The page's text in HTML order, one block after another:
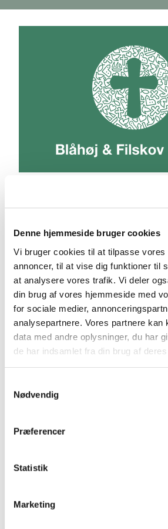
Denne hjemmeside bruger cookies
Vi bruger cookies til at tilpasse vores
annoncer, til at vise dig funktioner til
at analysere vores trafik. Vi deler
din brug af vores hjemmeside med
for sociale medier,
analysepartnere. Vores partnere kan
data med andre oplysninger, du har
de har indsamlet fra din brug af deres
Nødvendig
Præferencer
Statistik
Marketing
Kirkeblad